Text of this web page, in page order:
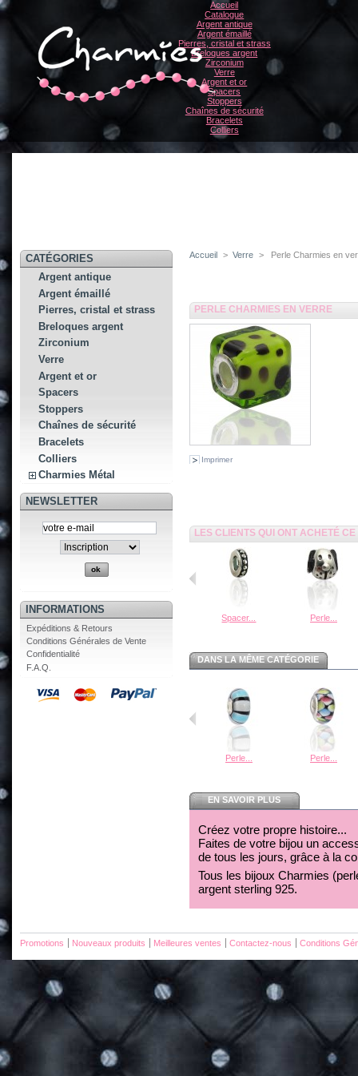
Accueil
Catalogue
Argent antique
Argent émaillé
Pierres, cristal et strass
Breloques argent
Zirconium
Verre
Argent et or
Spacers
Stoppers
Chaînes de sécurité
Bracelets
Colliers
CATÉGORIES
Argent antique
Argent émaillé
Pierres, cristal et strass
Breloques argent
Zirconium
Verre
Argent et or
Spacers
Stoppers
Chaînes de sécurité
Bracelets
Colliers
Charmies Métal
NEWSLETTER
INFORMATIONS
Expéditions & Retours
Conditions Générales de Vente
Confidentialité
F.A.Q.
Accueil > Verre > Perle Charmies en
PERLE CHARMIES EN VERRE
Imprimer
LES CLIENTS QUI ONT ACHETÉ
Spacer... Perle...
DANS LA MÊME CATÉGORIE
Perle... Perle...
EN SAVOIR PLUS
Créez votre propre histoire...
Faites de votre bijou un
de tous les jours, grâce à la
Tous les bijoux Charmies
argent sterling 925.
Promotions Nouveaux produits Meilleures ventes Contactez-nous Conditions